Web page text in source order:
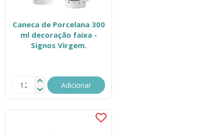
Caneca de Porcelana 300
ml decoração faixa -
Signos Virgem.
Adicionar